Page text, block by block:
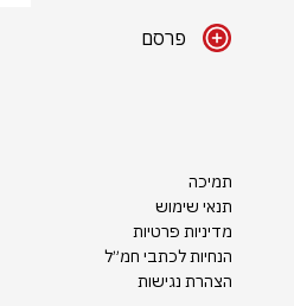
פרסם
תמיכה
תנאי שימוש
מדיניות פרטיות
הנחיות לכתבי חמ״ל
הצהרת נגישות